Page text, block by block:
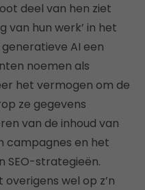
deel van hen ziet
van hun werk’ in het
AI een
noemen als
het vermogen om de
ze gegevens
van de inhoud van
campagnes en het
SEO-strategieën.
wel op z’n